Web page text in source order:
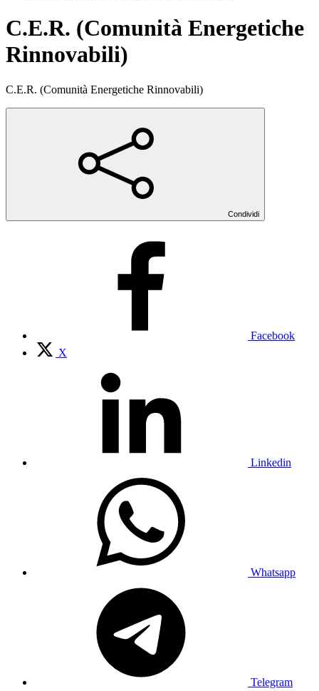
C.E.R. (Comunità Energetiche
Rinnovabili)
C.E.R. (Comunità Energetiche Rinnovabili)
Condividi
Facebook
X
Linkedin
Whatsapp
Telegram